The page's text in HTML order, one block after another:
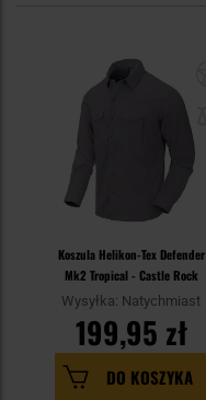
Koszula Helikon-Tex Defender
Mk2 Tropical - Castle Rock
Wysyłka: Natychmiast
199,95 zł
DO KOSZYKA